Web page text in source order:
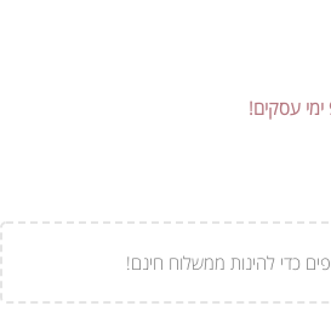
כדי להינות ממשלוח חינם!